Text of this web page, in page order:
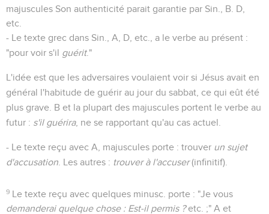
majuscules Son authenticité parait garantie par Sin., B. D,
etc.
- Le texte grec dans Sin., A, D, etc., a le verbe au présent :
"pour voir s'il guérit."
L'idée est que les adversaires voulaient voir si Jésus avait en
général l'habitude de guérir au jour du sabbat, ce qui eût été
plus grave. B et la plupart des majuscules portent le verbe au
futur : s'il guérira, ne se rapportant qu'au cas actuel.
- Le texte reçu avec A, majuscules porte : trouver un sujet
d'accusation . Les autres : trouver à l'accuser(infinitif).
9 Le texte reçu avec quelques minusc. porte : "Je vous
demanderai quelque chose : Est-il permis ?etc. ;" A et